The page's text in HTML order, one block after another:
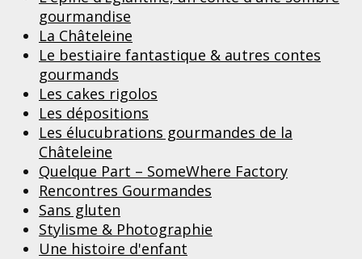
gourmandise
La Châteleine
Le bestiaire fantastique & autres contes
gourmands
Les cakes rigolos
Les dépositions
Les élucubrations gourmandes de la
Châteleine
Quelque Part – SomeWhere Factory
Rencontres Gourmandes
Sans gluten
Stylisme & Photographie
Une histoire d'enfant